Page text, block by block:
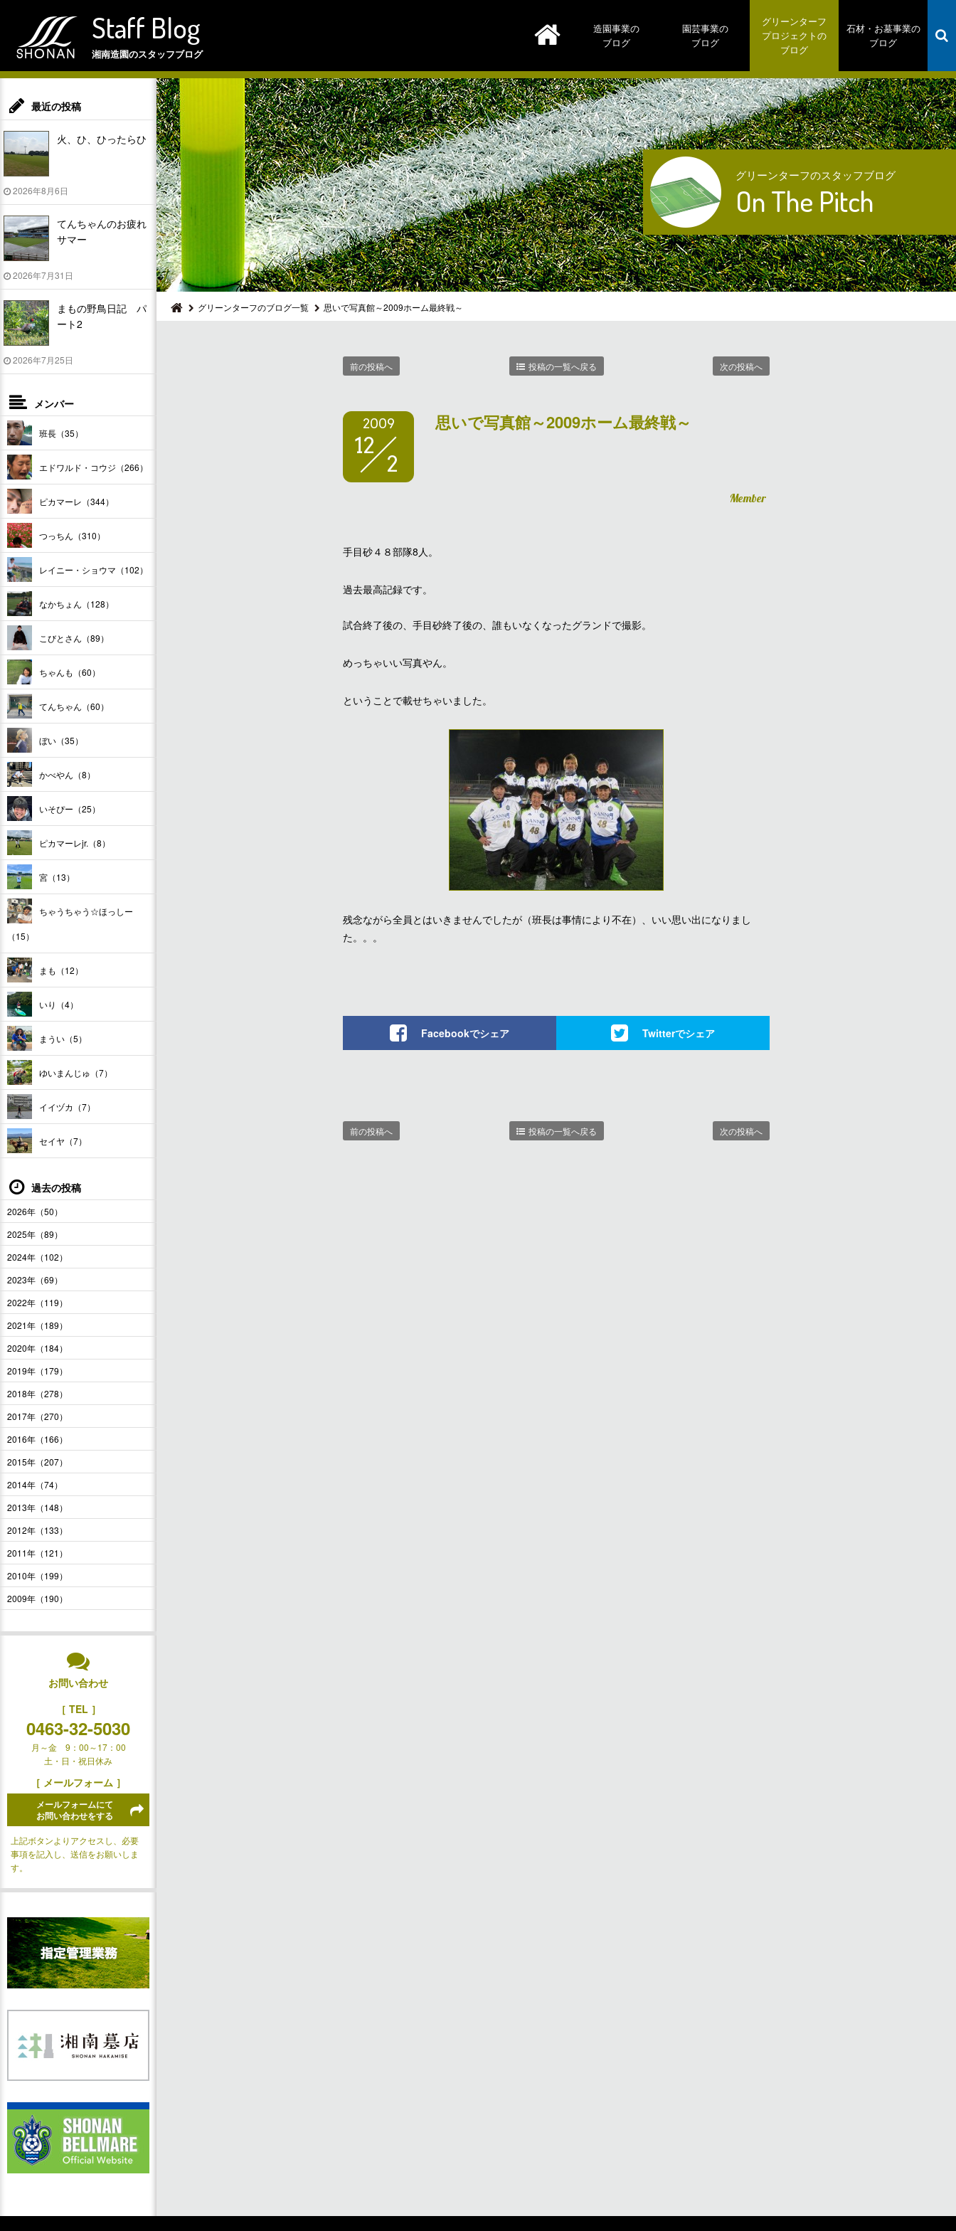
Staff Blog
湘南造園のスタッフブログ
造園事業の
ブログ
園芸事業の
ブログ
グリーンターフ
プロジェクトの
ブログ
石材・お墓事業の
ブログ
グリーンターフのスタッフブログ
On The Pitch
グリーンターフのブログ一覧 思いで写真館～2009ホーム最終戦～
前の投稿へ 投稿の一覧へ戻る 次の投稿へ
2009
12
2
思いで写真館～2009ホーム最終戦～
Member
手目砂４８部隊8人。
過去最高記録です。
試合終了後の、手目砂終了後の、誰もいなくなったグランドで撮影。
めっちゃいい写真やん。
ということで載せちゃいました。
残念ながら全員とはいきませんでしたが（班長は事情により不在）、いい思い出になりまし
た。。。
Facebookでシェア Twitterでシェア
前の投稿へ 投稿の一覧へ戻る 次の投稿へ
最近の投稿
火、ひ、ひったらひ
2026年8月6日
てんちゃんのお疲れ
サマー
2026年7月31日
まもの野鳥日記 パ
ート2
2026年7月25日
メンバー
班長（35）
エドワルド・コウジ（266）
ピカマーレ（344）
つっちん（310）
レイニー・ショウマ（102）
なかちょん（128）
こびとさん（89）
ちゃんも（60）
てんちゃん（60）
ぼい（35）
かべやん（8）
いそぴー（25）
ピカマーレjr.（8）
宮（13）
ちゃうちゃう☆ほっしー
（15）
まも（12）
いり（4）
まうい（5）
ゆいまんじゅ（7）
イイヅカ（7）
セイヤ（7）
過去の投稿
2026年（50）
2025年（89）
2024年（102）
2023年（69）
2022年（119）
2021年（189）
2020年（184）
2019年（179）
2018年（278）
2017年（270）
2016年（166）
2015年（207）
2014年（74）
2013年（148）
2012年（133）
2011年（121）
2010年（199）
2009年（190）
お問い合わせ
［ TEL ］
0463-32-5030
月～金 9：00～17：00
土・日・祝日休み
［ メールフォーム ］
メールフォームにて
お問い合わせをする
上記ボタンよりアクセスし、必要
事項を記入し、送信をお願いしま
す。